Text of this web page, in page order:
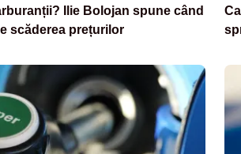
Ilie Bolojan spune când
scăderea prețurilor